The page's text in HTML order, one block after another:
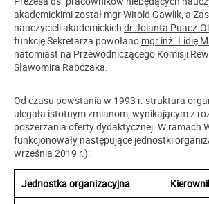
akademickimi został mgr Witold Gawlik, a
nauczycieli akademickich dr Jolanta Puacz-
funkcję Sekretarza powołano mgr inż. Lidię
natomiast na Przewodniczącego Komisji
Sławomira Rabczaka.
Od czasu powstania w 1993 r. struktura
ulegała istotnym zmianom, wynikającym z
poszerzania oferty dydaktycznej. W ramach
funkcjonowały następujące jednostki
września 2019 r.):
Jednostka organizacyjna